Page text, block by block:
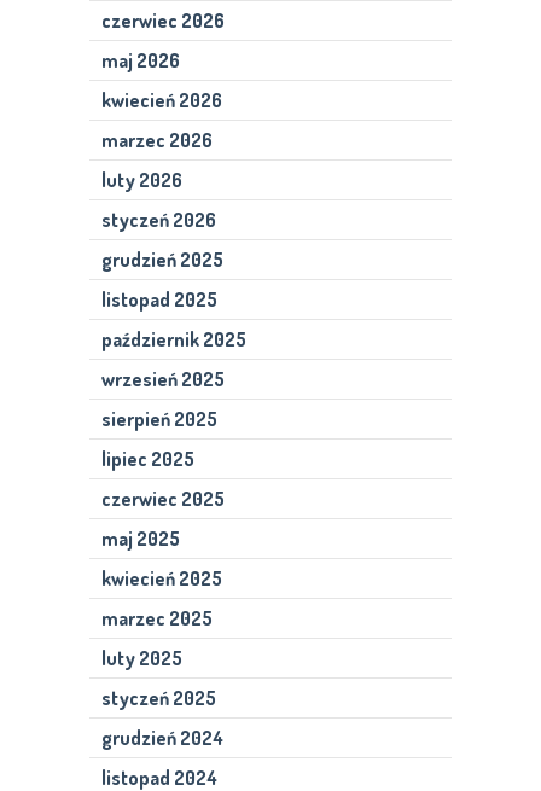
czerwiec 2026
maj 2026
kwiecień 2026
marzec 2026
luty 2026
styczeń 2026
grudzień 2025
listopad 2025
październik 2025
wrzesień 2025
sierpień 2025
lipiec 2025
czerwiec 2025
maj 2025
kwiecień 2025
marzec 2025
luty 2025
styczeń 2025
grudzień 2024
listopad 2024